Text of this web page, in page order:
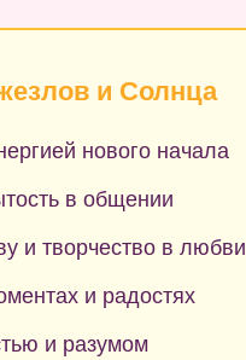
и Солнца
нового начала
в общении
и творчество в любви
и радостях
и разумом